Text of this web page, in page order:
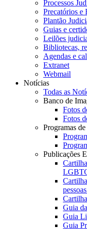
Processos
Precatórios e
Plantão
Guias e
Leilões
Bibliotecas,
Agendas e
Extranet
Webmail
Notícias
Todas as
Banco de
Fotos
Fotos
Programas
Publicações
Guia
Guia
Guia